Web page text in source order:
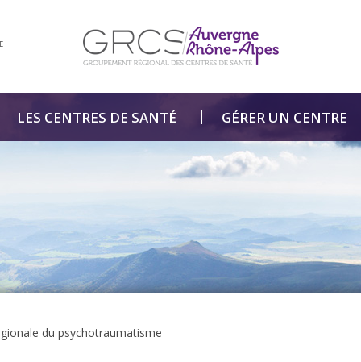
LES CENTRES DE SANTÉ GÉRER UN CENTRE
du psychotraumatisme